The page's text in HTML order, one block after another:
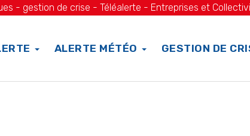
- gestion de crise - Téléalerte - Entreprises et
ALERTE MÉTÉO GESTION DE